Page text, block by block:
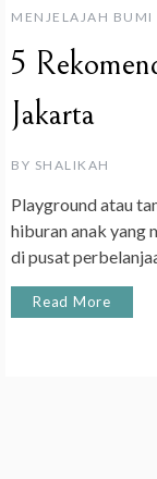
MENJELAJAH BUMI
5
Jakarta
BY SHALIKAH
Playground atau
hiburan anak yang
di pusat
Read More